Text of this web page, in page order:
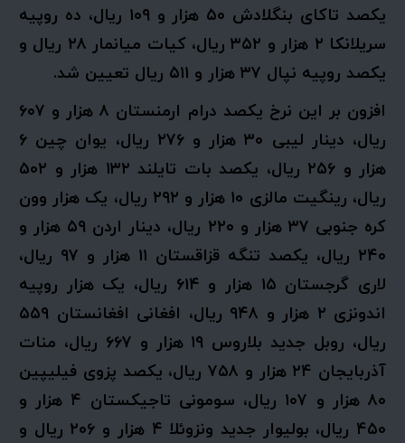
یکصد تاکای بنگلادش ۵۰ هزار و ۱۰۹ ریال، ده روپیه
سریلانکا ۲ هزار و ۳۵۲ ریال، کیات میانمار ۲۸ ریال و
یکصد روپیه نپال ۳۷ هزار و ۵۱۱ ریال تعیین شد.
افزون بر این نرخ یکصد درام ارمنستان ۸ هزار و ۶۰۷
ریال، دینار لیبی ۳۰ هزار و ۲۷۶ ریال، یوان چین ۶
هزار و ۲۵۶ ریال، یکصد بات تایلند ۱۳۲ هزار و ۵۰۲
ریال، رینگیت مالزی ۱۰ هزار و ۲۹۲ ریال، یک هزار وون
کره جنوبی ۳۷ هزار و ۲۲۰ ریال، دینار اردن ۵۹ هزار و
۲۴۰ ریال، یکصد تنگه قزاقستان ۱۱ هزار و ۹۷ ریال،
لاری گرجستان ۱۵ هزار و ۶۱۴ ریال، یک هزار روپیه
اندونزی ۲ هزار و ۹۴۸ ریال، افغانی افغانستان ۵۵۹
ریال، روبل جدید بلاروس ۱۹ هزار و ۶۶۷ ریال، منات
آذربایجان ۲۴ هزار و ۷۵۸ ریال، یکصد پزوی فیلیپین
۸۰ هزار و ۱۰۷ ریال، سومونی تاجیکستان ۴ هزار و
۴۵۰ ریال، بولیوار جدید ونزوئلا ۴ هزار و ۲۰۶ ریال و